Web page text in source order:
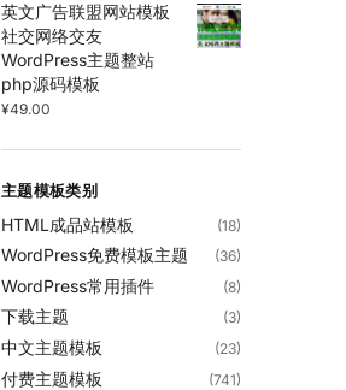
英文广告联盟网站模板
社交网络交友
WordPress主题整站
php源码模板
¥49.00
主题模板类别
HTML成品站模板 (18)
WordPress免费模板主题 (36)
WordPress常用插件 (8)
下载主题 (3)
中文主题模板 (23)
付费主题模板 (741)